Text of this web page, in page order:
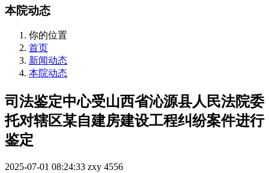
本院动态
你的位置
首页
新闻动态
本院动态
司法鉴定中心受山西省沁源县人民法院委
托对辖区某自建房建设工程纠纷案件进行
鉴定
2025-07-01 08:24:33 zxy 4556